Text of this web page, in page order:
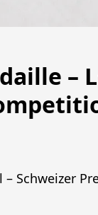
–
– Schweizer